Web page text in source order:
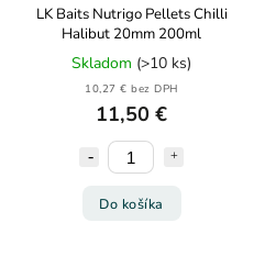
LK Baits Nutrigo Pellets Chilli
Halibut 20mm 200ml
Skladom (>10 ks)
10,27 € bez DPH
11,50 €
Do košíka